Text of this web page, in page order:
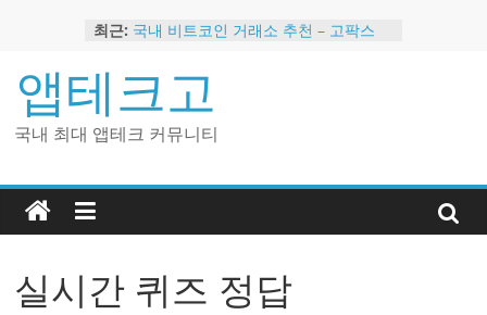
content
최근: 국내 비트코인 거래소 추천 – 고팍스
트
2024 강력히 추천하는 은행 멤버십 현
금 앱테크
해외 코인 거래소 추천 순위 BEST 2
앱테크고
국내 최대 앱테크 커뮤니티
실시간 퀴즈 정답